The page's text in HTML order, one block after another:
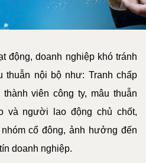
động, doanh nghiệp khó tránh
thuẫn nội bộ như: Tranh chấp
viên công ty, mâu thuẫn
và người lao động chủ chốt,
cổ đông, ảnh hưởng đến
doanh nghiệp.